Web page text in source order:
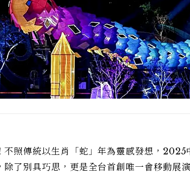
不照傳統以生肖「蛇」年為靈感發想，2025
了別具巧思，更是全台首創唯一會移動展